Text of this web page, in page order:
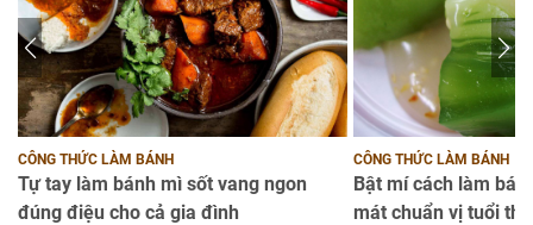
CÔNG THỨC LÀM BÁNH
Tự tay làm bánh mì sốt vang ngon
đúng điệu cho cả gia đình
CÔNG THỨC LÀM BÁNH
Bật mí cách làm
mát chuẩn vị tuổi thơ